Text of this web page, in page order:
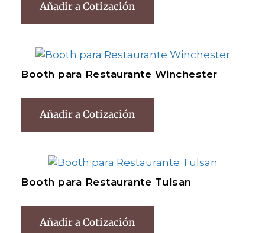
Añadir a Cotización
Booth para Restaurante Winchester
Añadir a Cotización
Booth para Restaurante Tulsan
Añadir a Cotización